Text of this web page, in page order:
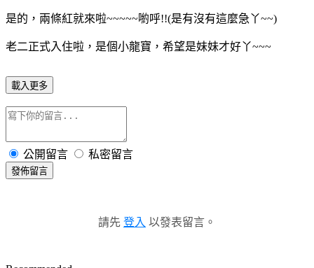
是的，兩條紅就來啦~~~~~喲呼!!(是有沒有這麼急丫~~)
老二正式入住啦，是個小龍寶，希望是妹妹才好丫~~~
載入更多
公開留言 私密留言
發佈留言
請先 登入 以發表留言。